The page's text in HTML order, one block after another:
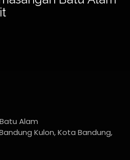
Alam
Kulon, Kota Bandung,